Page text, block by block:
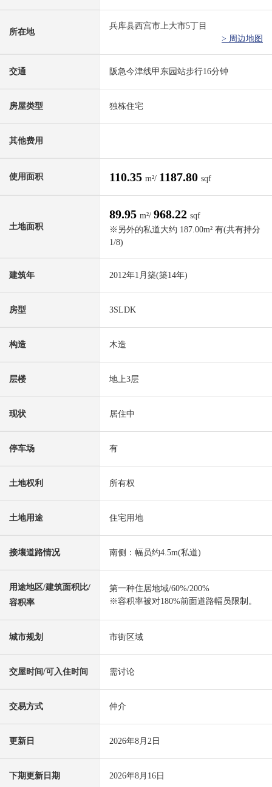
所在地
兵库县西宫市上大市5丁目
> 周边地图
交通 阪急今津线甲东园站步行16分钟
房屋类型 独栋住宅
其他费用
使用面积 110.35 m²/ 1187.80 sqf
土地面积
89.95 m²/ 968.22 sqf
※另外的私道大约 187.00m² 有(共有持分
1/8)
建筑年 2012年1月築(築14年)
房型 3SLDK
构造 木造
层楼 地上3层
现状 居住中
停车场 有
土地权利 所有权
土地用途 住宅用地
接壤道路情况 南侧：幅员约4.5m(私道)
用途地区/建筑面积比/
容积率
第一种住居地域/60%/200%
※容积率被对180%前面道路幅员限制。
城市规划 市街区域
交屋时间/可入住时间 需讨论
交易方式 仲介
更新日 2026年8月2日
下期更新日期 2026年8月16日